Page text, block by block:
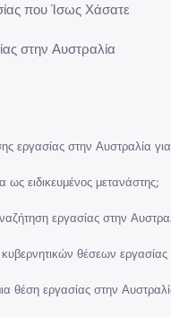
που Ίσως Χάσατε
στην Αυστραλία
εργασίας στην Αυστραλία
ειδικευμένος μετανάστης;
εργασίας στην
θέσεων
θέση εργασίας στην